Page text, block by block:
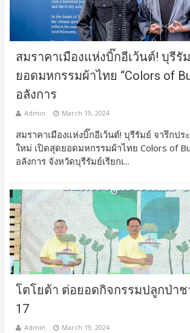
สมราคาเมืองแห่งบิ๊กอีเว้นต์! บุรีรั
ยอดมหกรรมผ้าไทย “Colors of
อลังการ
Admin March 19, 2024
สมราคาเมืองแห่งบิ๊กอีเว้นต์! บุรีรัมย์ จารึกป
ใหม่ เปิดสุดยอดมหกรรมผ้าไทย Colors of
อลังการ จังหวัดบุรีรัมย์เรียกเ...
โตโยต้า ต่อยอดกิจกรรมปลูกป่าช
17
Admin March 19, 2024